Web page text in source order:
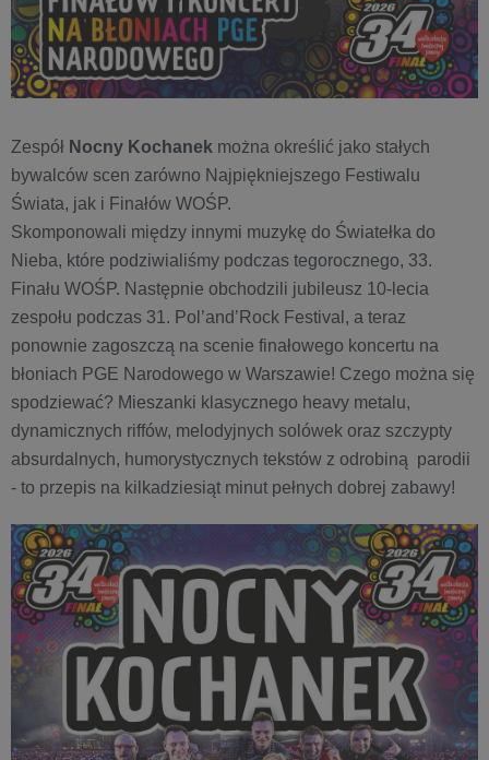
Zespół Nocny Kochanek można określić jako stałych
bywalców scen zarówno Najpiękniejszego Festiwalu
Świata, jak i Finałów WOŚP.
Skomponowali między innymi muzykę do Światełka do
Nieba, które podziwialiśmy podczas tegorocznego, 33.
Finału WOŚP. Następnie obchodzili jubileusz 10-lecia
zespołu podczas 31. Pol’and’Rock Festival, a teraz
ponownie zagoszczą na scenie finałowego koncertu na
błoniach PGE Narodowego w Warszawie! Czego można się
spodziewać? Mieszanki klasycznego heavy metalu,
dynamicznych riffów, melodyjnych solówek oraz szczypty
absurdalnych, humorystycznych tekstów z odrobiną parodii
- to przepis na kilkadziesiąt minut pełnych dobrej zabawy!